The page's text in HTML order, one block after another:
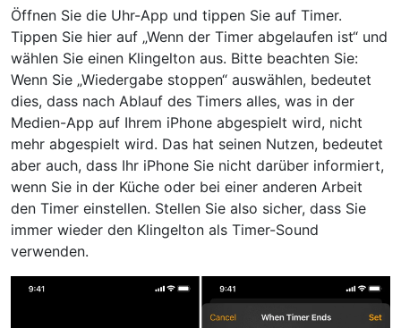
Öffnen Sie die Uhr-App und tippen Sie auf Timer.
Tippen Sie hier auf „Wenn der Timer abgelaufen ist“ und
wählen Sie einen Klingelton aus. Bitte beachten Sie:
Wenn Sie „Wiedergabe stoppen“ auswählen, bedeutet
dies, dass nach Ablauf des Timers alles, was in der
Medien-App auf Ihrem iPhone abgespielt wird, nicht
mehr abgespielt wird. Das hat seinen Nutzen, bedeutet
aber auch, dass Ihr iPhone Sie nicht darüber informiert,
wenn Sie in der Küche oder bei einer anderen Arbeit
den Timer einstellen. Stellen Sie also sicher, dass Sie
immer wieder den Klingelton als Timer-Sound
verwenden.